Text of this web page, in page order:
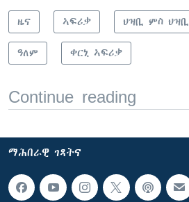
ዜና ኣፍሪቃ ህዝቢ ምስ ህዝቢ
ዓለም ቀርኒ ኣፍሪቃ
Continue reading
ማሕበራዊ ገጻትና